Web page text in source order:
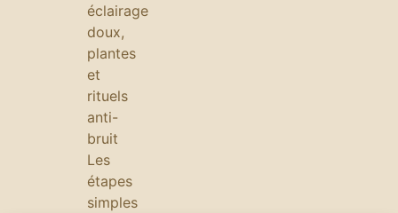
éclairage
doux,
plantes
et
rituels
anti-
bruit
Les
étapes
simples